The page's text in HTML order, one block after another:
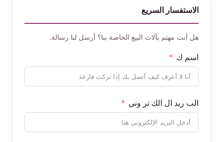
الاستفسار السريع
هل أنت مهتم بآلات البيع الخاصة بنا؟ أرسل لنا رسالة.
اسم ك
الب ريد ال الك تر وني